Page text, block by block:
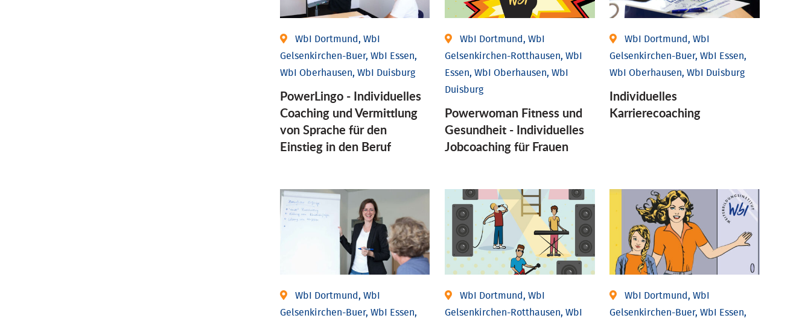
WbI Dortmund, WbI
Gelsenkirchen-Buer, WbI Essen,
WbI Oberhausen, WbI Duisburg
PowerLingo - Individuelles
Coaching und Vermittlung
von Sprache für den
Einstieg in den Beruf
WbI Dortmund, WbI
Gelsenkirchen-Rotthausen, WbI
Essen, WbI Oberhausen, WbI
Duisburg
Powerwoman Fitness und
Gesund­heit - Individu­elles
Job­coaching für Frauen
WbI Dortmund, WbI
Gelsenkirchen-Buer, WbI Essen,
WbI Oberhausen, WbI Duisburg
Individu­elles
Karrierecoaching
WbI Dortmund, WbI
Gelsenkirchen-Buer, WbI Essen,
WbI Dortmund, WbI
Gelsenkirchen-Rotthausen, WbI
WbI Dortmund, WbI
Gelsenkirchen-Buer, WbI Essen,